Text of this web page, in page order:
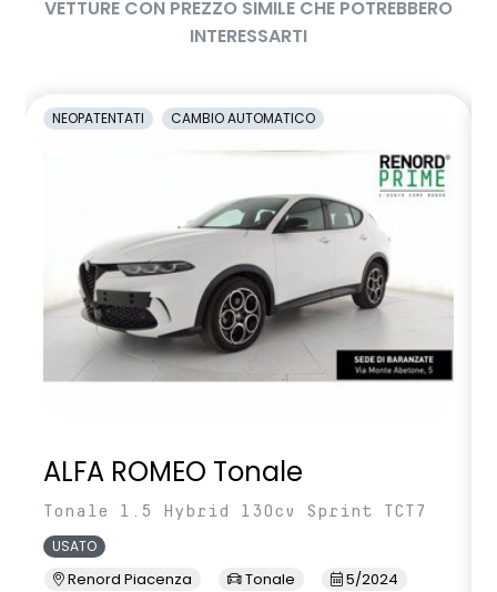
VETTURE CON PREZZO SIMILE CHE POTREBBERO
INTERESSARTI
NEOPATENTATI CAMBIO AUTOMATICO
ALFA ROMEO Tonale
Tonale 1.5 Hybrid 130cv Sprint TCT7
USATO
Renord Piacenza Tonale
5/2024